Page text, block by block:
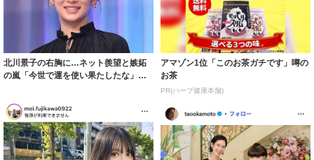
北川景子の右胸に…ネット羨望と嫉妬
の嵐「今世で運を使い果たしたな」
アマゾン1位「このお茶ガチです」噂の
お茶
PR(ハーブ健康本舗)